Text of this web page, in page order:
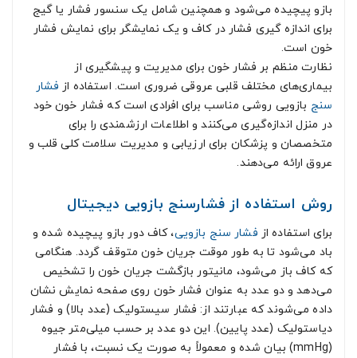
بازو پیچیده می‌شود و همچنین شامل یک سنسور فشار یا گیج
برای اندازه گیری فشار در کاف و یک نمایشگر برای نمایش فشار
خون است.
نظارت منظم بر فشار خون برای مدیریت و پیشگیری از
بیماری‌های مختلف قلبی عروقی ضروری است. استفاده از فشار
سنج بازویی روشی مناسب برای افرادی است که فشار خون خود
در منزل اندازه‌گیری می‌کنند و اطلاعات ارزشمندی را برای
متخصصان و پزشکان برای ارزیابی و مدیریت سلامت کلی قلب و
عروق ارائه می‌دهند.
روش استفاده از فشارسنج بازویی دیجیتال
برای استفاده از فشار سنج بازویی، کاف دور بازو پیچیده شده و
باد می‌شود تا به طور موقت جریان خون متوقف گردد. هنگامی
که کاف باز می‌شود، مانیتور بازگشت جریان خون را تشخیص
می‌دهد و دو عدد به عنوان فشار خون روی صفحه نمایش نشان
داده می‌شوند که عبارتند از: فشار سیستولیک (عدد بالا) و فشار
دیاستولیک (عدد پایین). این دو عدد بر حسب میلی‌متر جیوه
(mmHg) بیان شده و معمولاً به صورت یک نسبت، با فشار